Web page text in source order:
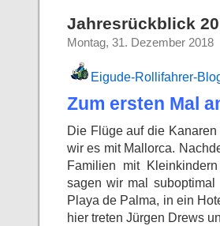
Jahresrückblick
Montag, 31. Dezember 2018
Eigude-Rollifahrer-
Zum ersten Mal
Die Flüge auf die
wir es mit Mallorca.
Familien mit
sagen wir mal
Playa de Palma, in ein
hier treten Jürgen Drews